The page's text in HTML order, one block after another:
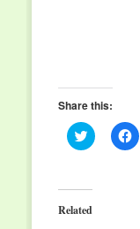
Share this:
Click
to
(Opens
in
new
to
Related